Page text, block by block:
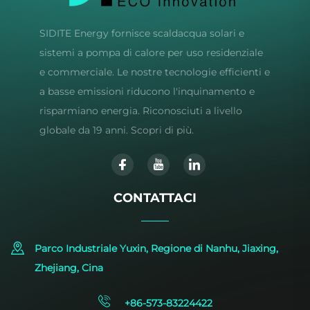
SIDITE Energy fornisce scaldacqua solari e
sistemi a pompa di calore per uso residenziale
e commerciale. Le nostre tecnologie efficienti e
a basse emissioni riducono l'inquinamento e
risparmiano energia. Riconosciuti a livello
globale da 19 anni. Scopri di più.
CONTATTACI
Parco Industriale Yuxin, Regione di Nanhu, Jiaxing,
Zhejiang, Cina
+86-573-83224422